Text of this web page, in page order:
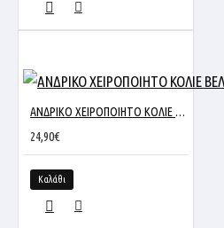
ΑΝΔΡΙΚΟ ΧΕΙΡΟΠΟΙΗΤΟ ΚΟΛΙΕ ΒΕΛΟΣ ΜΑΥΡΟ ΜΕ ΓΚΡΙ ΛΕΠΤΟΜΕΡΕΙΑ ΑΤΣΑΛΙ
24,90€
Καλάθι